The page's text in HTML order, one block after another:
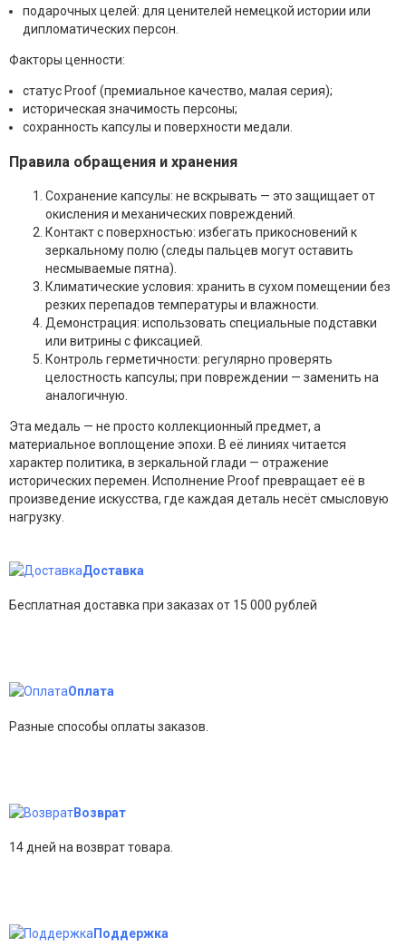
подарочных целей: для ценителей немецкой истории или
дипломатических персон.
Факторы ценности:
статус Proof (премиальное качество, малая серия);
историческая значимость персоны;
сохранность капсулы и поверхности медали.
Правила обращения и хранения
Сохранение капсулы: не вскрывать — это защищает от
окисления и механических повреждений.
Контакт с поверхностью: избегать прикосновений к
зеркальному полю (следы пальцев могут оставить
несмываемые пятна).
Климатические условия: хранить в сухом помещении без
резких перепадов температуры и влажности.
Демонстрация: использовать специальные подставки
или витрины с фиксацией.
Контроль герметичности: регулярно проверять
целостность капсулы; при повреждении — заменить на
аналогичную.
Эта медаль — не просто коллекционный предмет, а
материальное воплощение эпохи. В её линиях читается
характер политика, в зеркальной глади — отражение
исторических перемен. Исполнение Proof превращает её в
произведение искусства, где каждая деталь несёт смысловую
нагрузку.
Доставка
Бесплатная доставка при заказах от 15 000 рублей
Оплата
Разные способы оплаты заказов.
Возврат
14 дней на возврат товара.
Поддержка